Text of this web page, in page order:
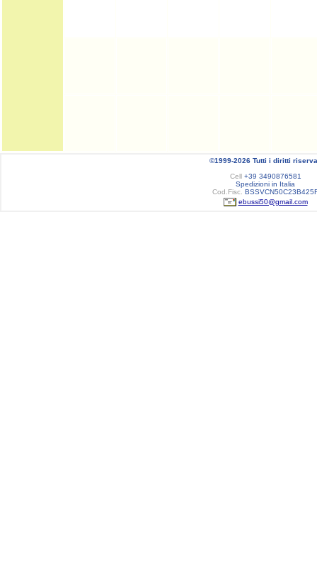
©1999-2026 Tutti i diritti
Cell+39 3490876581
Spedizioni in Italia
Cod.Fisc.
ebussi50@gmail.com